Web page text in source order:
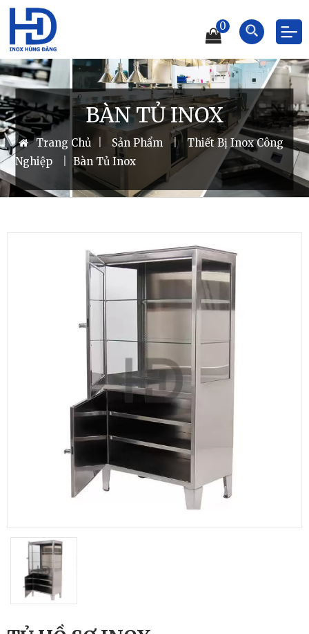
0
BÀN TỦ INOX
Trang Chủ Sản Phẩm |
Thiết Bị Inox Công
Nghiệp
Bàn Tủ Inox